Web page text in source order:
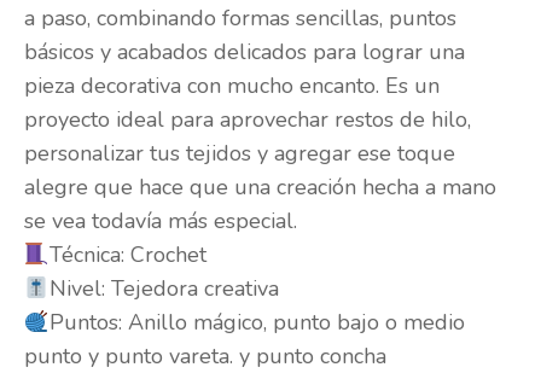
a paso, combinando formas sencillas, puntos
básicos y acabados delicados para lograr una
pieza decorativa con mucho encanto. Es un
proyecto ideal para aprovechar restos de hilo,
personalizar tus tejidos y agregar ese toque
alegre que hace que una creación hecha a mano
se vea todavía más especial.
Técnica: Crochet
Nivel: Tejedora creativa
Puntos: Anillo mágico, punto bajo o medio
punto y punto vareta. y punto concha